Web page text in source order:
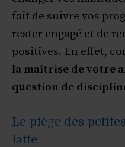
fait de suivre vos
rester engagé et de
positives. En effet,
la maîtrise de votre
question de
Le piège des
latte